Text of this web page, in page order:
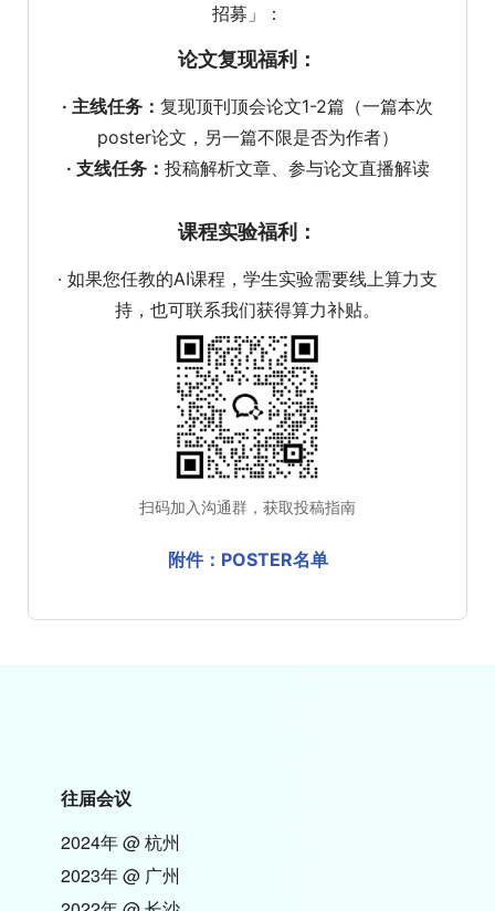
招募」：
论文复现福利：
· 主线任务： 复现顶刊顶会论文1-2篇（一篇本次
poster论文，另一篇不限是否为作者）
· 支线任务： 投稿解析文章、参与论文直播解读
课程实验福利：
· 如果您任教的AI课程，学生实验需要线上算力支
持，也可联系我们获得算力补贴。
扫码加入沟通群，获取投稿指南
附件：POSTER名单
往届会议
2024年 @ 杭州
2023年 @ 广州